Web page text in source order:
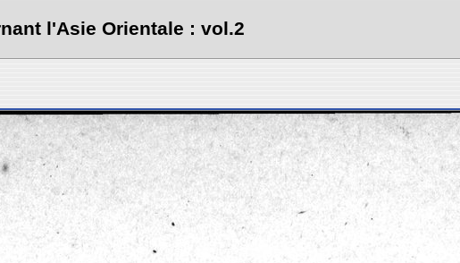
l'Asie Orientale : vol.2